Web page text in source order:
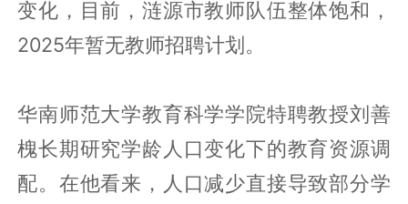
变化，目前，涟源市教师队伍整体饱和，
2025年暂无教师招聘计划。
华南师范大学教育科学学院特聘教授刘善
槐长期研究学龄人口变化下的教育资源调
配。在他看来，人口减少直接导致部分学